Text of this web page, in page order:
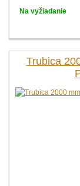
Na vyžiadanie
Trubica